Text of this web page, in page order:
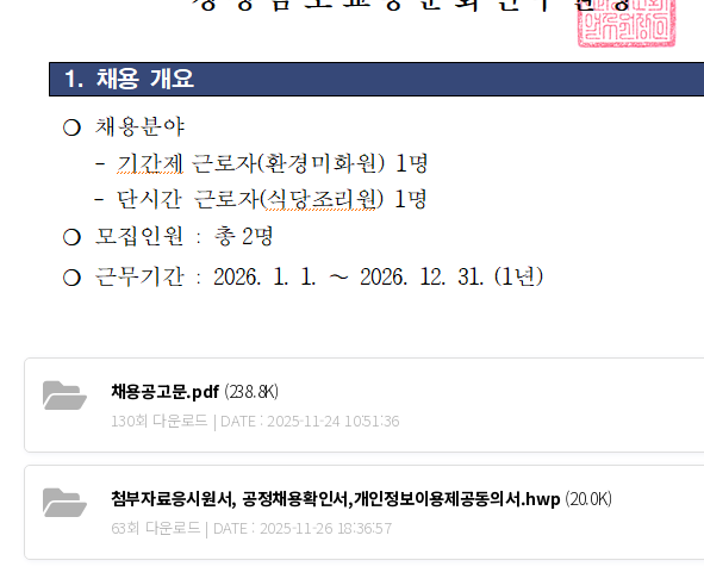
채용공고문.pdf (238.8K)
130회 다운로드 | DATE : 2025-11-24 10:51:36
첨부자료응시원서, 공정채용확인서,개인정보이용제공동의서.hwp (20.0K)
63회 다운로드 | DATE : 2025-11-26 18:36:57